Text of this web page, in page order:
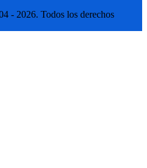
- 2026. Todos los derechos